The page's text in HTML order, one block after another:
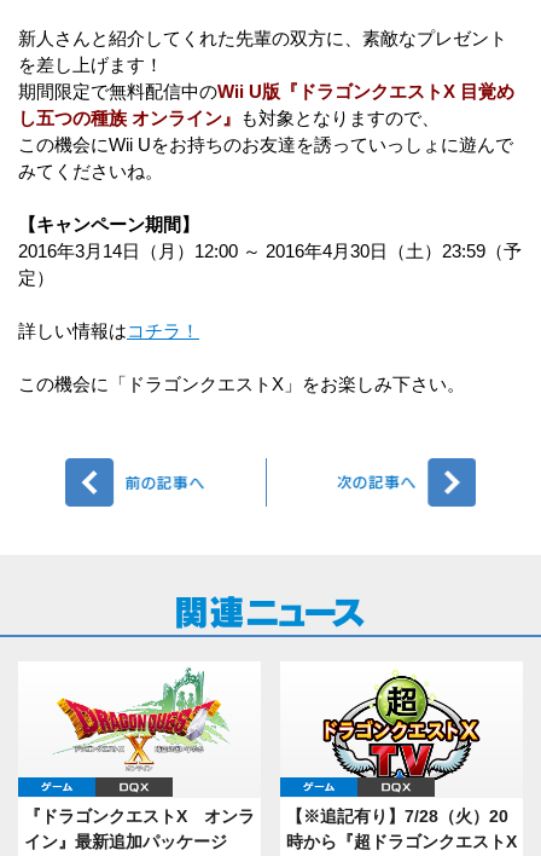
新人さんと紹介してくれた先輩の双方に、素敵なプレゼント
を差し上げます！
期間限定で無料配信中のWii U版『ドラゴンクエストX 目覚め
し五つの種族 オンライン』 も対象となりますので、
この機会にWii Uをお持ちのお友達を誘っていっしょに遊んで
みてくださいね。
【キャンペーン期間】
2016年3月14日（月）12:00 ～ 2016年4月30日（土）23:59（予
定）
詳しい情報はコチラ！
この機会に「ドラゴンクエストX」をお楽しみ下さい。
ゲーム
『ドラゴンクエストX オンラ
イン』最新追加パッケージ
ゲーム
【※追記有り】7/28（火）20
時から『超ドラゴンクエストX